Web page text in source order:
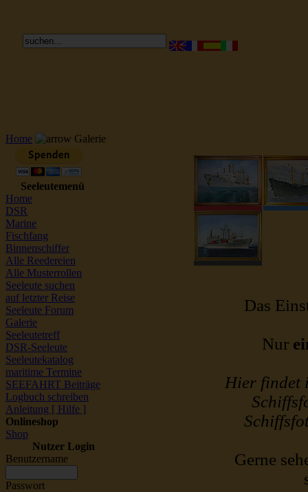
Home Galerie
Seeleutemenü
Home
DSR
Marine
Fischfang
Binnenschiffer
Alle Reedereien
Alle Musterrollen
Seeleute suchen
auf letzter Reise
Seeleute Forum
Galerie
Seeleutetreff
DSR-Seeleute
Seeleutekatalog
maritime Termine
SEEFAHRT Beiträge
Logbuch schreiben
Anleitung [ Hilfe ]
Onlineshop
Shop
Nutzer Login
Benutzername
Passwort
Das
Nur
Hier findet
Gerne